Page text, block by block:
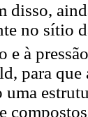
disso,
no sítio
e à pressão
para que